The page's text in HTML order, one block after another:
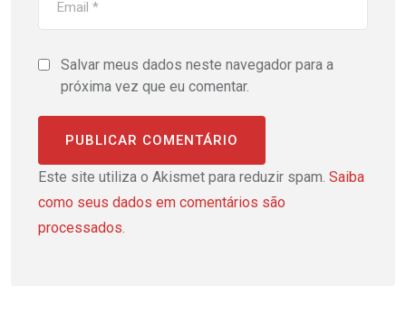
Salvar meus dados neste navegador para a
próxima vez que eu comentar.
Este site utiliza o Akismet para reduzir spam. Saiba
como seus dados em comentários são
processados